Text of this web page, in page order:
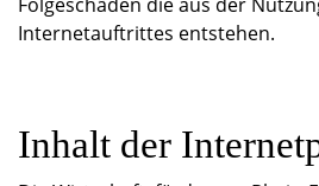
Internetauftrittes entstehen.
​Inhalt der